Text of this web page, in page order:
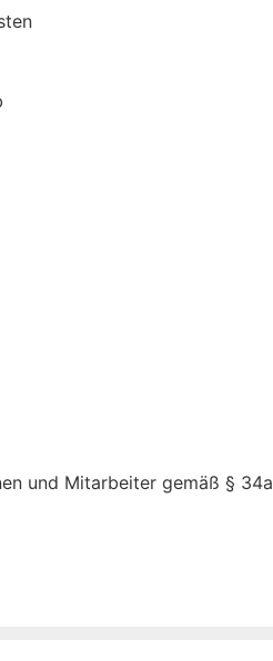
und Mitarbeiter gemäß § 34a